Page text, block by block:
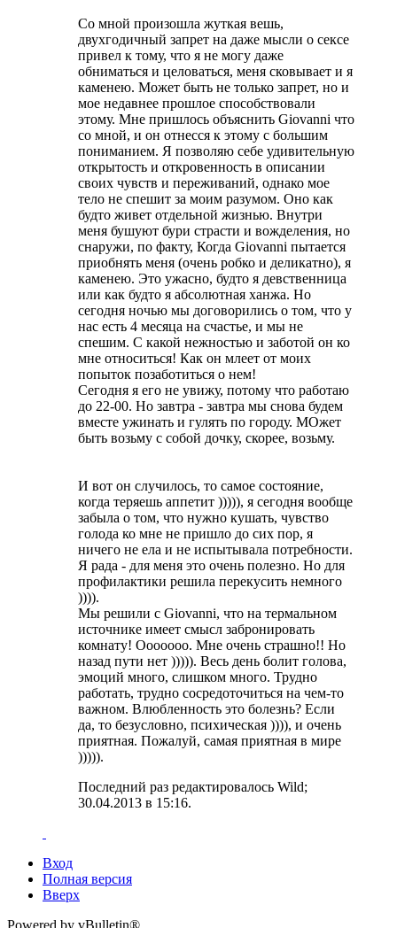
Со мной произошла жуткая вешь,
двухгодичный запрет на даже мысли о сексе
привел к тому, что я не могу даже
обниматься и целоваться, меня сковывает и я
каменею. Может быть не только запрет, но и
мое недавнее прошлое способствовали
этому. Мне пришлось объяснить Giovanni что
со мной, и он отнесся к этому с большим
пониманием. Я позволяю себе удивительную
открытость и откровенность в описании
своих чувств и переживаний, однако мое
тело не спешит за моим разумом. Оно как
будто живет отдельной жизнью. Внутри
меня бушуют бури страсти и вожделения, но
снаружи, по факту, Когда Giovanni пытается
приобнять меня (очень робко и деликатно), я
каменею. Это ужасно, будто я девственница
или как будто я абсолютная ханжа. Но
сегодня ночью мы договорились о том, что у
нас есть 4 месяца на счастье, и мы не
спешим. С какой нежностью и заботой он ко
мне относиться! Как он млеет от моих
попыток позаботиться о нем!
Сегодня я его не увижу, потому что работаю
до 22-00. Но завтра - завтра мы снова будем
вместе ужинать и гулять по городу. МОжет
быть возьму с собой дочку, скорее, возьму.
И вот он случилось, то самое состояние,
когда теряешь аппетит ))))), я сегодня вообще
забыла о том, что нужно кушать, чувство
голода ко мне не пришло до сих пор, я
ничего не ела и не испытывала потребности.
Я рада - для меня это очень полезно. Но для
профилактики решила перекусить немного
)))).
Мы решили с Giovanni, что на термальном
источнике имеет смысл забронировать
комнату! Ооооооо. Мне очень страшно!! Но
назад пути нет ))))). Весь день болит голова,
эмоций много, слишком много. Трудно
работать, трудно сосредоточиться на чем-то
важном. Влюбленность это болезнь? Если
да, то безусловно, психическая )))), и очень
приятная. Пожалуй, самая приятная в мире
))))).
Последний раз редактировалось Wild;
30.04.2013 в 15:16.
Вход
Полная версия
Вверх
Powered by vBulletin®